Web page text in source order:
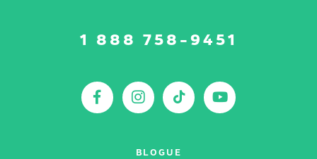
1 888 758-9451
Facebook
Instagram
TikTok
BLOGUE